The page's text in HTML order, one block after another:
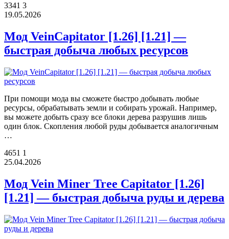
3341 3
19.05.2026
Мод VeinCapitator [1.26] [1.21] —
быстрая добыча любых ресурсов
При помощи мода вы сможете быстро добывать любые
ресурсы, обрабатывать земли и собирать урожай. Например,
вы можете добыть сразу все блоки дерева разрушив лишь
один блок. Скопления любой руды добывается аналогичным
…
4651 1
25.04.2026
Мод Vein Miner Tree Capitator [1.26]
[1.21] — быстрая добыча руды и дерева